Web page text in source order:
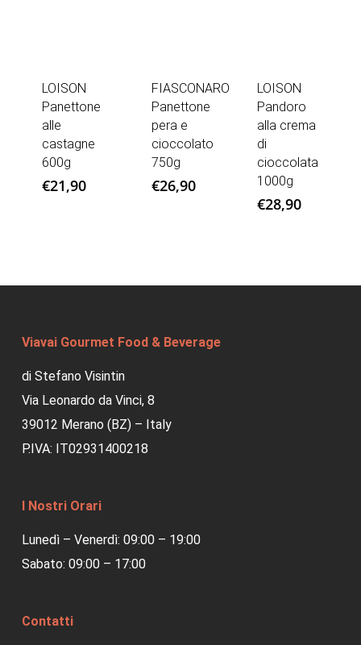
LOISON
Panettone
alle
castagne
600g
€21,90
FIASCONARO
Panettone
pera e
cioccolato
750g
€26,90
LOISON
Pandoro
alla crema
di
cioccolata
1000g
€28,90
Viavai Gourmet Food & Beverage
di Stefano Visintin
Via Leonardo da Vinci, 8
39012 Merano (BZ) – Italy
P.IVA: IT02931400218
I Nostri Orari
Lunedì – Venerdì: 09:00 – 19:00
Sabato: 09:00 – 17:00
Contatti